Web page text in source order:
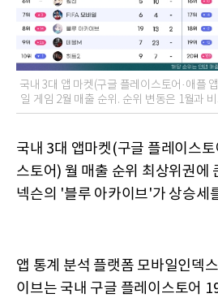
국내 3대 앱 마켓(구글 플레이스토어·애플
일 게임 2월 매출 순위. 순위 변동은 1월과
국내 3대 앱마켓(구글 플레이스토
스토어) 월 매출 순위 최상위권에
넥슨의 '블루 아카이브'가 상승세
앱 통계 분석 플랫폼 모바일인덱
이브는 국내 구글 플레이스토어